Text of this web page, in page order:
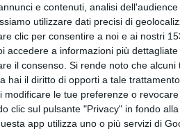
e contenuti, analisi dell'audience
utilizzare dati precisi di
clic per consentire a noi e ai nostri
accedere a informazioni più
il consenso. Si rende noto che
hai il diritto di opporti a tale
le tue preferenze o
clic sul pulsante "Privacy" in fondo alla
app utilizza uno o più servizi di